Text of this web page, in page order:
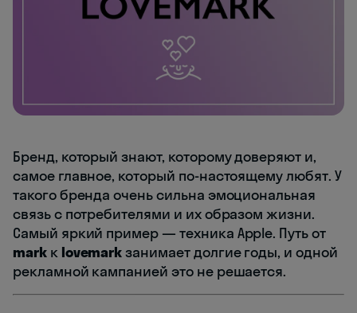
Бренд, который знают, которому доверяют и,
самое главное, который по-настоящему любят. У
такого бренда очень сильна эмоциональная
связь с потребителями и их образом жизни.
Самый яркий пример — техника Apple. Путь от
markк lovemarkзанимает долгие годы, и одной
рекламной кампанией это не решается.